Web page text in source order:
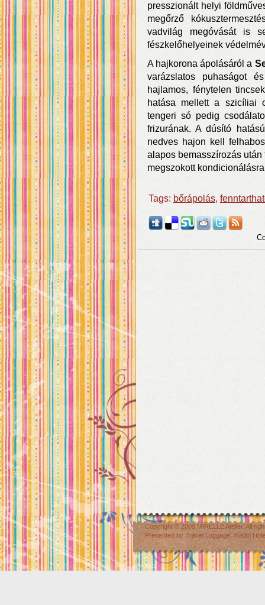
presszionált helyi
megőrző
vadvilág megóvását is
fészkelőhelyeinek
A hajkorona ápolásáról a
varázslatos puhaságot
hajlamos, fénytelen
hatása mellett a szicíliai
tengeri só pedig
frizurának. A dúsító
nedves hajon kell
alapos bemasszírozás
megszokott
Tags: bőrápolás,
Copyright © 2009 MIRELLE Atelier. All
Presented by Travel Luggage Austin